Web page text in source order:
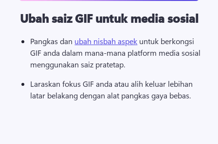
Ubah saiz GIF untuk media sosial
Pangkas dan ubah nisbah aspek untuk berkongsi
GIF anda dalam mana-mana platform media sosial
menggunakan saiz pratetap.
Laraskan fokus GIF anda atau alih keluar lebihan
latar belakang dengan alat pangkas gaya bebas.